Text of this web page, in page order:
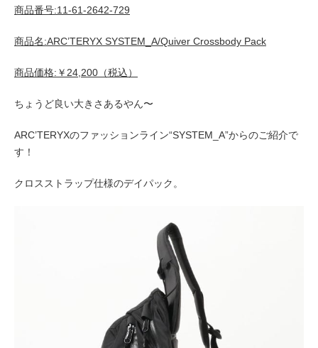
商品番号:11-61-2642-729
商品名:ARC’TERYX SYSTEM_A/Quiver Crossbody Pack
商品価格:￥24,200（税込）
ちょうど良い大きさあるやん〜
ARC’TERYXのファッションライン“SYSTEM_A”からのご紹介で
す！
クロスストラップ仕様のデイパック。